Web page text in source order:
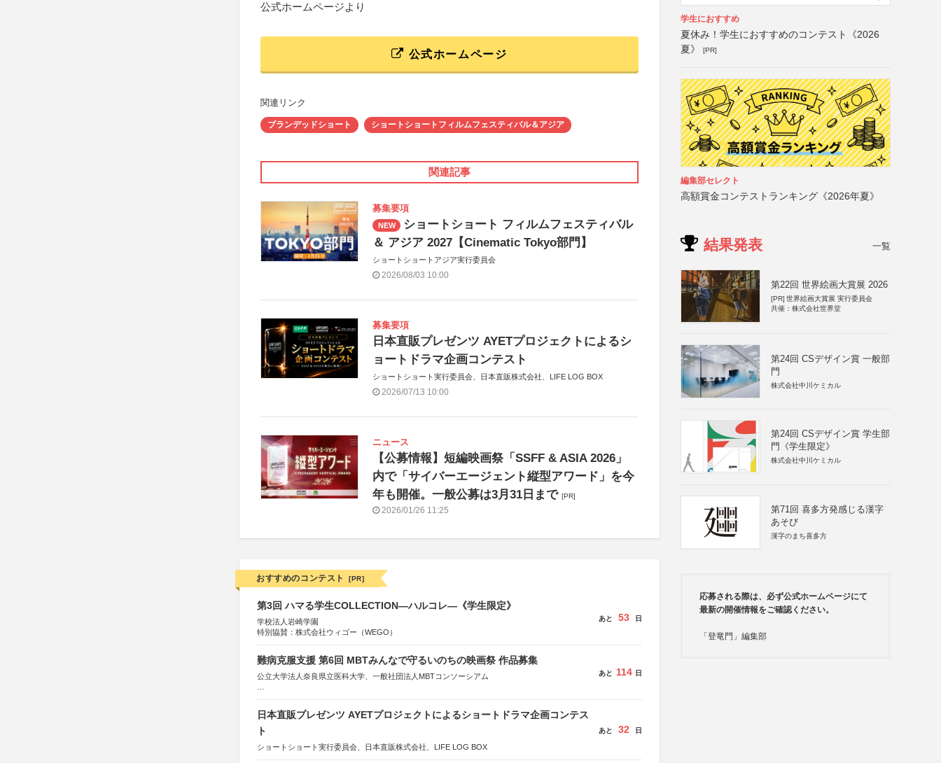
公式ホームページより
公式ホームページ
関連リンク
ブランデッドショート ショートショートフィルムフェスティバル＆アジア
関連記事
募集要項
NEW
ショートショート フィルムフェスティバル
＆ アジア 2027【Cinematic Tokyo部門】
ショートショートアジア実行委員会
2026/08/03 10:00
募集要項
日本直販プレゼンツ AYETプロジェクトによるシ
ョートドラマ企画コンテスト
ショートショート実行委員会、日本直販株式会社、LIFE LOG BOX
2026/07/13 10:00
ニュース
【公募情報】短編映画祭「SSFF & ASIA 2026」
内で「サイバーエージェント縦型アワード」を今
年も開催。一般公募は3月31日まで [PR]
2026/01/26 11:25
おすすめのコンテスト [PR]
第3回 ハマる学生COLLECTION―ハルコレ―《学生限定》
学校法人岩崎学園
特別協賛：株式会社ウィゴー（WEGO）
あと 53 日
難病克服支援 第6回 MBTみんなで守るいのちの映画祭 作品募集
公立大学法人奈良県立医科大学、一般社団法人MBTコンソーシアム
後援：厚生労働省
文部科学省
奈良県
関西経済連合会
あと 114 日
日本直販プレゼンツ AYETプロジェクトによるショートドラマ企画コンテス
ト
ショートショート実行委員会、日本直販株式会社、LIFE LOG BOX
あと 32 日
学生におすすめ
夏休み！学生におすすめのコンテスト《2026
夏》
[PR]
編集部セレクト
高額賞金コンテストランキング《2026年夏》
結果発表 一覧
第22回 世界絵画大賞展 2026
[PR] 世界絵画大賞展 実行委員会
共催：株式会社世界堂
第24回 CSデザイン賞 一般部
門
株式会社中川ケミカル
第24回 CSデザイン賞 学生部
門《学生限定》
株式会社中川ケミカル
第71回 喜多方発感じる漢字
あそび
漢字のまち喜多方
応募される際は、必ず公式ホームページにて
最新の開催情報をご確認ください。
「登竜門」編集部